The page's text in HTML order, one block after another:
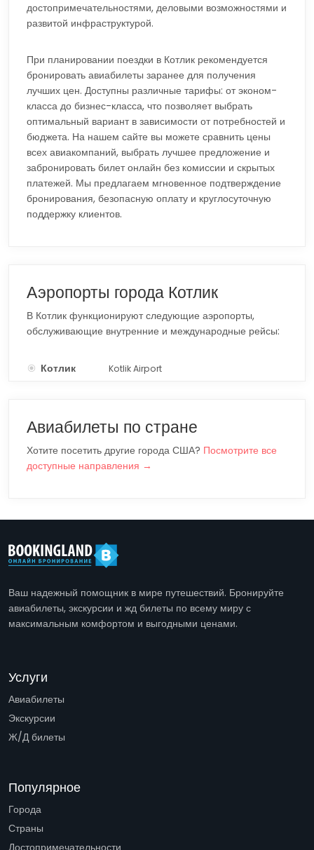
достопримечательностями, деловыми возможностями и
развитой инфраструктурой.
При планировании поездки в Котлик рекомендуется
бронировать авиабилеты заранее для получения
лучших цен. Доступны различные тарифы: от эконом-
класса до бизнес-класса, что позволяет выбрать
оптимальный вариант в зависимости от потребностей и
бюджета. На нашем сайте вы можете сравнить цены
всех авиакомпаний, выбрать лучшее предложение и
забронировать билет онлайн без комиссии и скрытых
платежей. Мы предлагаем мгновенное подтверждение
бронирования, безопасную оплату и круглосуточную
поддержку клиентов.
Аэропорты города Котлик
В Котлик функционируют следующие аэропорты,
обслуживающие внутренние и международные рейсы:
Котлик Kotlik Airport
Авиабилеты по стране
Хотите посетить другие города США? Посмотрите все
доступные направления →
Ваш надежный помощник в мире путешествий. Бронируйте
авиабилеты, экскурсии и жд билеты по всему миру с
максимальным комфортом и выгодными ценами.
Услуги
Авиабилеты
Экскурсии
Ж/Д билеты
Популярное
Города
Страны
Достопримечательности